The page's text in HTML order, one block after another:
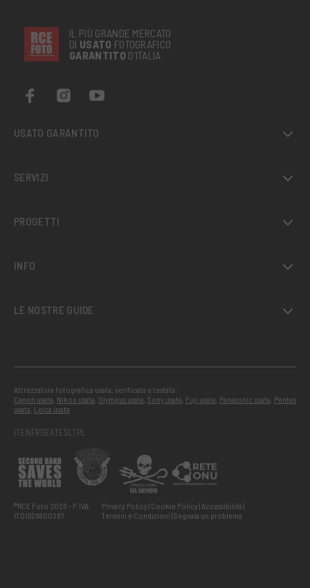
IL PIÙ GRANDE MERCATO
DI USATO FOTOGRAFICO
GARANTITO D’ITALIA
USATO GARANTITO
SERVIZI
PROGETTI
INFO
LE NOSTRE GUIDE
Attrezzatura fotografica usata, verificata e testata:
Canon usata, Nikon usata, Olympus usata, Sony usata, Fuji usata, Panasonic usata, Pentax
usata, Leica usata
ITENFRDEATESLTPL
®RCE Foto 2026 – P.IVA:
IT01526800287
Privacy Policy Cookie Policy Accessibilità
Termini e Condizioni Segnala un problema